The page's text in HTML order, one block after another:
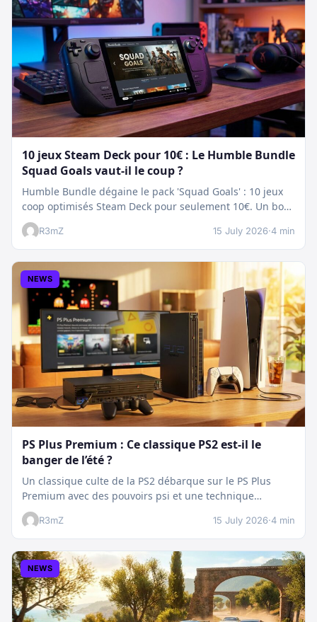
10 jeux Steam Deck pour 10€ : Le Humble Bundle
Squad Goals vaut-il le coup ?
Humble Bundle dégaine le pack 'Squad Goals' : 10 jeux
coop optimisés Steam Deck pour seulement 10€. Un bon
plan…
R3mZ 15 July 2026·4 min
NEWS
PS Plus Premium : Ce classique PS2 est-il le
banger de l’été ?
Un classique culte de la PS2 débarque sur le PS Plus
Premium avec des pouvoirs psi et une technique
boostée.…
R3mZ 15 July 2026·4 min
NEWS